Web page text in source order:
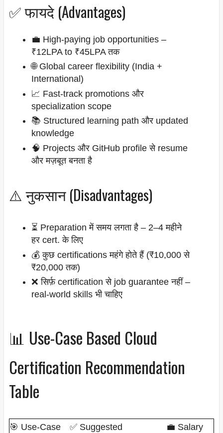
✅ फायदे (Advantages)
💼 High-paying job opportunities –
₹12LPA to ₹45LPA तक
🌐 Global career flexibility (India +
International)
📈 Fast-track promotions और
specialization scope
📚 Structured learning path और updated
knowledge
🧠 Projects और GitHub profile से resume
और मज़बूत बनता है
⚠️ नुकसान (Disadvantages)
⏳ Preparation में समय लगता है – 2–4 महीने
हर cert. के लिए
💰 कुछ certifications महंगे होते हैं (₹10,000 से
₹20,000 तक)
❌ सिर्फ़ certification से job guarantee नहीं –
real-world skills भी चाहिए
📊 Use-Case Based Cloud
Certification Recommendation
Table
🎯 Use-Case
✅ Suggested
💼 Salary